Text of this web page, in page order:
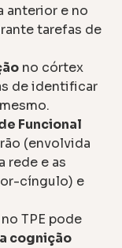
anterior e no
tarefas de
no córtex
de identificar
Funcional
(envolvida
rede e as
cíngulo) e
TPE pode
cognição